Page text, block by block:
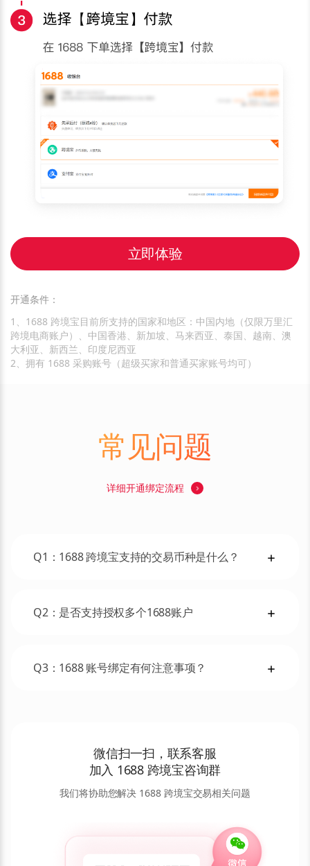
立即体验
开通条件：
1、1688 跨境宝目前所支持的国家和地区：中国内地（仅限万里汇
跨境电商账户）、中国香港、新加坡、马来西亚、泰国、越南、澳
大利亚、新西兰、印度尼西亚
2、拥有 1688 采购账号（超级买家和普通买家账号均可）
常见问题
详细开通绑定流程
Q1： 1688 跨境宝支持的交易币种是什么？
Q2： 是否支持授权多个1688账户
Q3： 1688 账号绑定有何注意事项？
微信扫一扫，联系客服
加入 1688 跨境宝咨询群
我们将协助您解决 1688 跨境宝交易相关问题